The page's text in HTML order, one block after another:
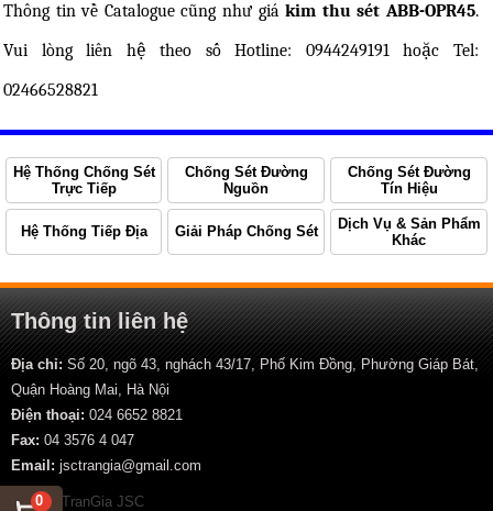
0
Thông tin về Catalogue cũng như giákim thu sét ABB-OPR45.
Vui lòng liên hệ theo số Hotline: 0944249191 hoặc Tel:
02466528821
Hệ Thống Chống Sét
Trực Tiếp
Chống Sét Đường
Nguồn
Chống Sét Đường
Tín Hiệu
Hệ Thống Tiếp Địa Giải Pháp Chống Sét
Dịch Vụ & Sản Phẩm
Khác
Thông tin liên hệ
Địa chỉ: Số 20, ngõ 43, nghách 43/17, Phố Kim Đồng, Phường Giáp Bát,
Quận Hoàng Mai, Hà Nội
Điện thoại: 024 6652 8821
Fax: 04 3576 4 047
Email: jsctrangia@gmail.com
© 2013 TranGia JSC